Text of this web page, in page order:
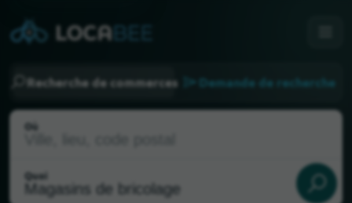
Recherche de commerces Demande de recherche
Où
Quoi